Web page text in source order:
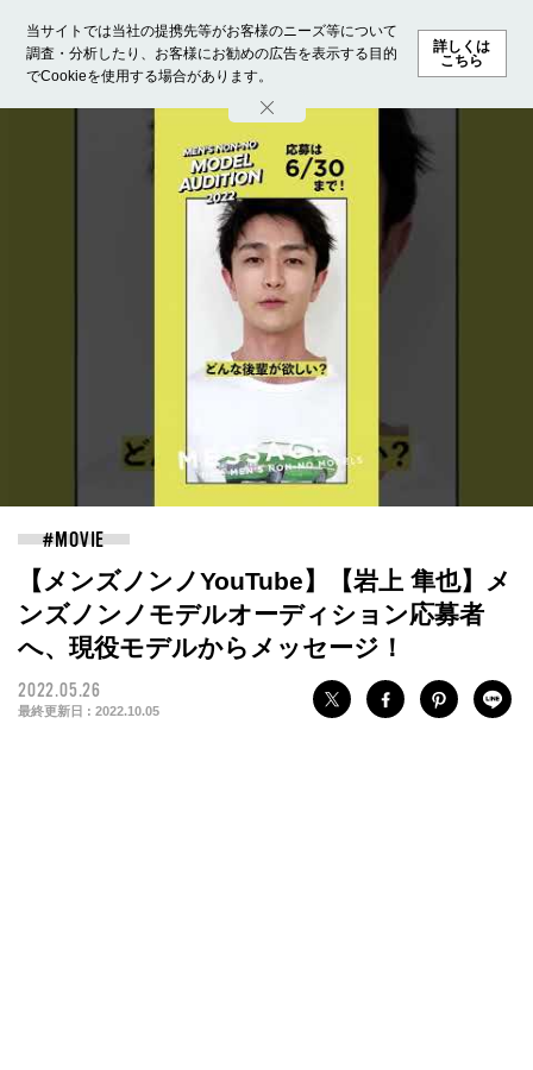
当サイトでは当社の提携先等がお客様のニーズ等について
調査・分析したり、お客様にお勧めの広告を表示する目的
でCookieを使用する場合があります。
詳しくは
こちら
ホーム モデル募集 ランキング ファッション ビューテ
【メンズノンノYouTube】【岩上 隼也】メ
ンズノンノモデルオーディション応募者
へ、現役モデルからメッセージ！
2022.05.26
最終更新日 : 2022.10.05